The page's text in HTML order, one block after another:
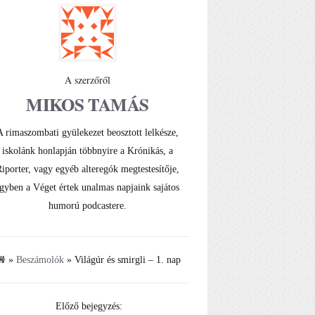
A szerzőről
MIKOS TAMÁS
rimaszombati gyülekezet beosztott lelkésze,
iskolánk honlapján többnyire a Krónikás, a
vagy egyéb alteregók megtestesítője,
a Véget értek unalmas napjaink sajátos
humorú podcastere.
»Beszámolók » Világúr és smirgli – 1. nap
Előző bejegyzés: